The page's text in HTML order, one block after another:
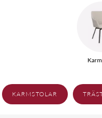
KARMSTOLAR